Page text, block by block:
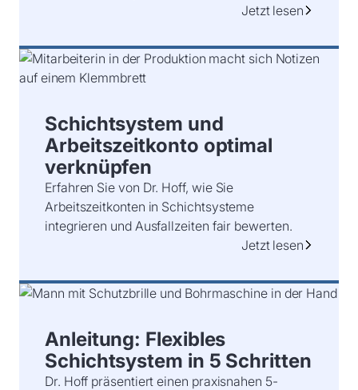
Jetzt lesen
Schichtsystem und
Arbeitszeitkonto optimal
verknüpfen
Erfahren Sie von Dr. Hoff, wie Sie
Arbeitszeitkonten in Schichtsysteme
integrieren und Ausfallzeiten fair bewerten.
Jetzt lesen
Anleitung: Flexibles
Schichtsystem in 5 Schritten
Dr. Hoff präsentiert einen praxisnahen 5-